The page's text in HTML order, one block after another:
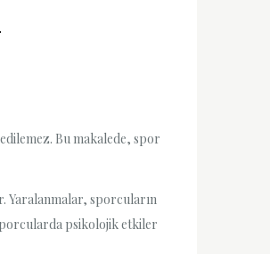
Bu makalede, spor
Yaralanmalar, sporcuların
psikolojik etkiler